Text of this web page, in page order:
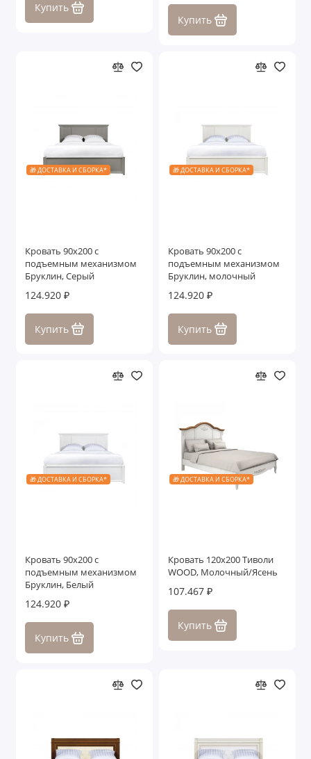
Купить
Купить
🎁 ДОСТАВКА И СБОРКА*
Кровать 90x200 с
подъемным механизмом
Бруклин, Серый
124.920 ₽
Купить
🎁 ДОСТАВКА И СБОРКА*
Кровать 90x200 с
подъемным механизмом
Бруклин, молочный
124.920 ₽
Купить
🎁 ДОСТАВКА И СБОРКА*
Кровать 90x200 с
подъемным механизмом
Бруклин, Белый
124.920 ₽
Купить
🎁 ДОСТАВКА И СБОРКА*
Кровать 120x200 Тиволи
WOOD, Молочный/Ясень
107.467 ₽
Купить